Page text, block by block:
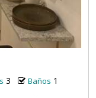
3 Baños 1